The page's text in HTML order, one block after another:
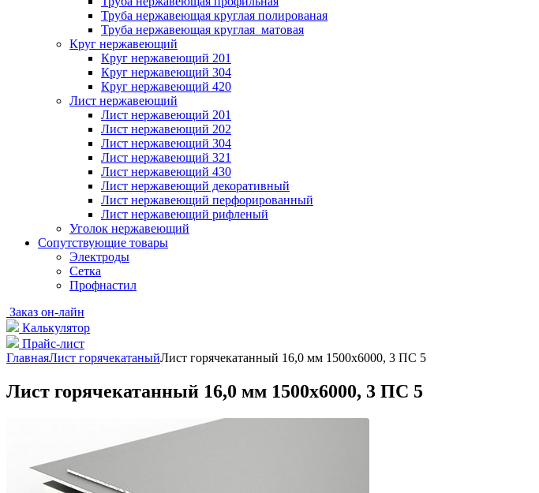
Труба нержавеющая круглая полированая
Труба нержавеющая круглая матовая
Круг нержавеющий
Круг нержавеющий 201
Круг нержавеющий 304
Круг нержавеющий 420
Лист нержавеющий
Лист нержавеющий 201
Лист нержавеющий 202
Лист нержавеющий 304
Лист нержавеющий 321
Лист нержавеющий 430
Лист нержавеющий декоративный
Лист нержавеющий перфорированный
Лист нержавеющий рифленый
Уголок нержавеющий
Cопутствующие товары
Электроды
Сетка
Профнастил
Заказ он-лайн
Калькулятор
Прайс-лист
ГлавнаяЛист горячекатаныйЛист горячекатанный 16,0 мм 1500х6000, 3 ПС 5
Лист горячекатанный 16,0 мм 1500х6000, 3 ПС 5